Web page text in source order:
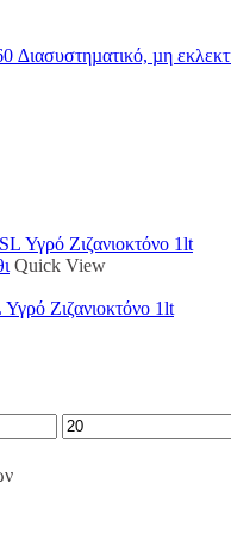
µη
Quick View
Ζιζανιοκτόνο 1lt
Μέγιστη
τιμή